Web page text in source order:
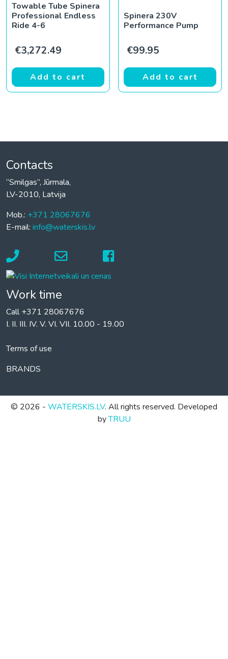
Towable Tube Spinera
Professional Endless
Ride 4-6
€3,272.49
Add to cart
Spinera 230V
Performance Pump
€99.95
Add to cart
Contacts
“Smilgas”, Jūrmala,
LV-2010, Latvija
Mob.: +371 28067676
E-mail: info@waterskis.lv
Work time
Call +371 28067676
I. II. III. IV. V. VI. VII. 10.00 - 19.00
Terms of use
BRANDS
© 2026 - WATERSKIS.LV. All rights reserved. Developed
byTRUU